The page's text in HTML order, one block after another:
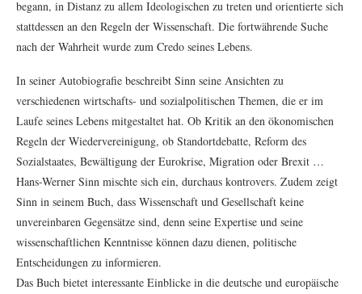
begann, in Distanz zu allem Ideologischen zu treten und orientierte sich
stattdessen an den Regeln der Wissenschaft. Die fortwährende Suche
nach der Wahrheit wurde zum Credo seines Lebens.
In seiner Autobiografie beschreibt Sinn seine Ansichten zu
verschiedenen wirtschafts- und sozialpolitischen Themen, die er im
Laufe seines Lebens mitgestaltet hat. Ob Kritik an den ökonomischen
Regeln der Wiedervereinigung, ob Standortdebatte, Reform des
Sozialstaates, Bewältigung der Eurokrise, Migration oder Brexit …
Hans-Werner Sinn mischte sich ein, durchaus kontrovers. Zudem zeigt
Sinn in seinem Buch, dass Wissenschaft und Gesellschaft keine
unvereinbaren Gegensätze sind, denn seine Expertise und seine
wissenschaftlichen Kenntnisse können dazu dienen, politische
Entscheidungen zu informieren.
Das Buch bietet interessante Einblicke in die deutsche und europäische